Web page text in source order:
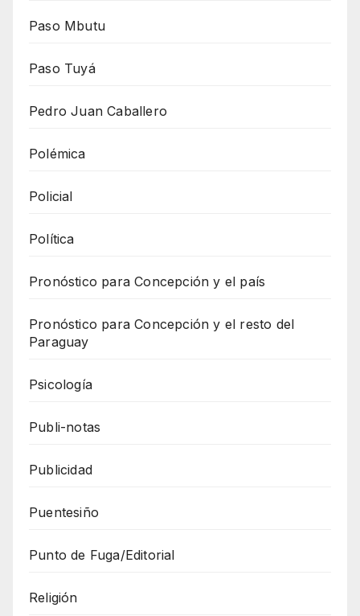
Paso Mbutu
Paso Tuyá
Pedro Juan Caballero
Polémica
Policial
Política
Pronóstico para Concepción y el país
Pronóstico para Concepción y el resto del
Paraguay
Psicología
Publi-notas
Publicidad
Puentesiño
Punto de Fuga/Editorial
Religión